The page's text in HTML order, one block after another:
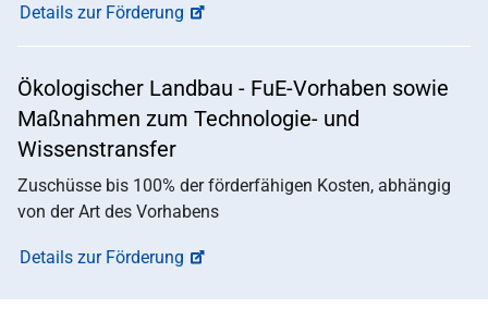
Details zur Förderung
Ökologischer Landbau - FuE-Vorhaben sowie
Maßnahmen zum Technologie- und
Wissenstransfer
Zuschüsse bis 100% der förderfähigen Kosten, abhängig
von der Art des Vorhabens
Details zur Förderung